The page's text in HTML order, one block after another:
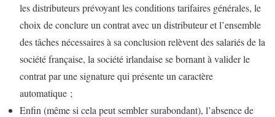
les distributeurs prévoyant les conditions tarifaires générales, le
choix de conclure un contrat avec un distributeur et l’ensemble
des tâches nécessaires à sa conclusion relèvent des salariés de la
société française, la société irlandaise se bornant à valider le
contrat par une signature qui présente un caractère
automatique ;
Enfin (même si cela peut sembler surabondant), l’absence de